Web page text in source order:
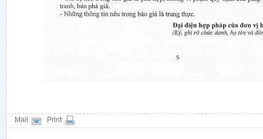
Mail Print